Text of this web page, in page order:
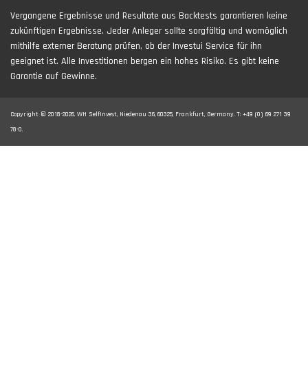
Vergangene Ergebnisse und Resultate aus Backtests garantieren keine
zukünftigen Ergebnisse. Jeder Anleger sollte sorgfältig und womöglich
mithilfe externer Beratung prüfen, ob der Investui Service für ihn
geeignet ist. Alle Investitionen bergen ein hohes Risiko. Es gibt keine
Garantie auf Gewinne.
Copyright © 2018-2026. WH SelfInvest, Niedenau 36, 60325, Frankfurt, Germany. T: +49 (0) 69 271 39
78-0.